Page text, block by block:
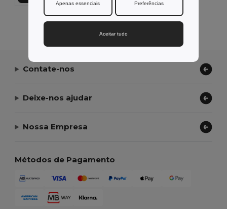
Exibindo Todos Os Produtos.
Contate-nos
Deixe-nos ajudar
Nossa Empresa
Métodos de Pagamento
Apenas essenciais Preferências
Aceitar tudo